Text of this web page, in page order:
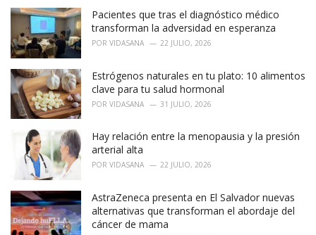
s
Pacientes que tras el diagnóstico médico
transforman la adversidad en esperanza
POR VIDASANA 22 JULIO, 2026
Estrógenos naturales en tu plato: 10 alimentos
clave para tu salud hormonal
POR VIDASANA 31 JULIO, 2026
Hay relación entre la menopausia y la presión
arterial alta
POR VIDASANA 22 JULIO, 2026
AstraZeneca presenta en El Salvador nuevas
alternativas que transforman el abordaje del
cáncer de mama